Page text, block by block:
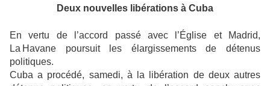
Deux nouvelles libérations à Cuba
En vertu de l’accord passé avec l’Église et Madrid,
La Havane poursuit les élargissements de détenus
politiques.
Cuba a procédé, samedi, à la libération de deux autres